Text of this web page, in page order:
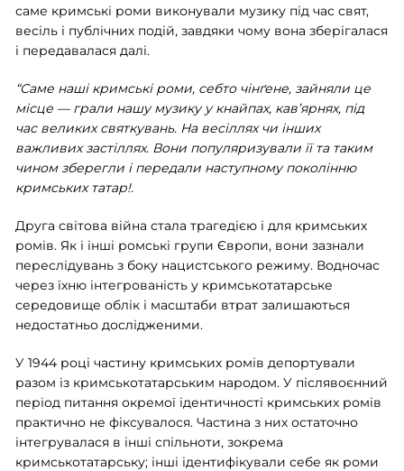
саме кримські роми виконували музику під час свят,
весіль і публічних подій, завдяки чому вона зберігалася
і передавалася далі.
“Саме наші кримські роми, себто чінґене, зайняли це
місце — грали нашу музику у кнайпах, кав’ярнях, під
час великих святкувань. На весіллях чи інших
важливих застіллях. Вони популяризували її та таким
чином зберегли і передали наступному поколінню
кримських татар!.
Друга світова війна стала трагедією і для кримських
ромів. Як і інші ромські групи Європи, вони зазнали
переслідувань з боку нацистського режиму. Водночас
через їхню інтегрованість у кримськотатарське
середовище облік і масштаби втрат залишаються
недостатньо дослідженими.
У 1944 році частину кримських ромів депортували
разом із кримськотатарським народом. У післявоєнний
період питання окремої ідентичності кримських ромів
практично не фіксувалося. Частина з них остаточно
інтегрувалася в інші спільноти, зокрема
кримськотатарську; інші ідентифікували себе як роми